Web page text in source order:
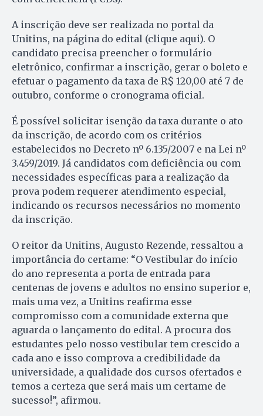
A inscrição deve ser realizada no portal da
Unitins, na página do edital (clique aqui). O
candidato precisa preencher o formulário
eletrônico, confirmar a inscrição, gerar o boleto e
efetuar o pagamento da taxa de R$ 120,00 até 7 de
outubro, conforme o cronograma oficial.
É possível solicitar isenção da taxa durante o ato
da inscrição, de acordo com os critérios
estabelecidos no Decreto nº 6.135/2007 e na Lei nº
3.459/2019. Já candidatos com deficiência ou com
necessidades específicas para a realização da
prova podem requerer atendimento especial,
indicando os recursos necessários no momento
da inscrição.
O reitor da Unitins, Augusto Rezende, ressaltou a
importância do certame: “O Vestibular do início
do ano representa a porta de entrada para
centenas de jovens e adultos no ensino superior e,
mais uma vez, a Unitins reafirma esse
compromisso com a comunidade externa que
aguarda o lançamento do edital. A procura dos
estudantes pelo nosso vestibular tem crescido a
cada ano e isso comprova a credibilidade da
universidade, a qualidade dos cursos ofertados e
temos a certeza que será mais um certame de
sucesso!”, afirmou.